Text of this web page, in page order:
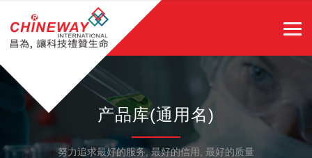
产品库(通用名)
努力追求最好的服务, 最好的信用, 最好的质量